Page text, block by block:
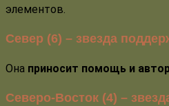
элементов.
Север (6) – звезда
Она приносит помощь и
Северо-Восток (4) –